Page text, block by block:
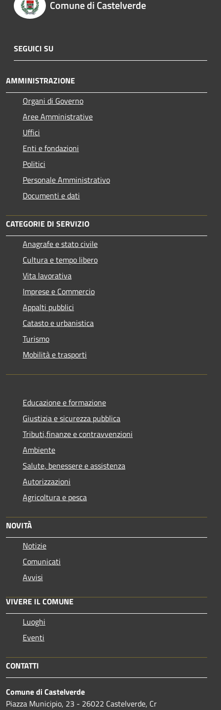
Comune di Castelverde
SEGUICI SU
AMMINISTRAZIONE
Organi di Governo
Aree Amministrative
Uffici
Enti e fondazioni
Politici
Personale Amministrativo
Documenti e dati
CATEGORIE DI SERVIZIO
Anagrafe e stato civile
Cultura e tempo libero
Vita lavorativa
Imprese e Commercio
Appalti pubblici
Catasto e urbanistica
Turismo
Mobilità e trasporti
Educazione e formazione
Giustizia e sicurezza pubblica
Tributi,finanze e contravvenzioni
Ambiente
Salute, benessere e assistenza
Autorizzazioni
Agricoltura e pesca
NOVITÀ
Notizie
Comunicati
Avvisi
VIVERE IL COMUNE
Luoghi
Eventi
CONTATTI
Comune di Castelverde
Piazza Municipio, 23 - 26022 Castelverde, Cr